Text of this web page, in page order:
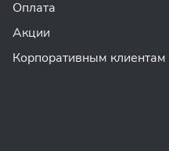
Оплата
Акции
Корпоративным клиентам